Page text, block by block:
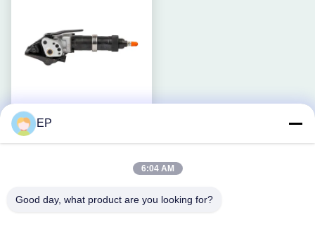
25mm Stalowa taśma
pneumatycznego napinacza
EP
6:04 AM
Good day, what product are you looking for?